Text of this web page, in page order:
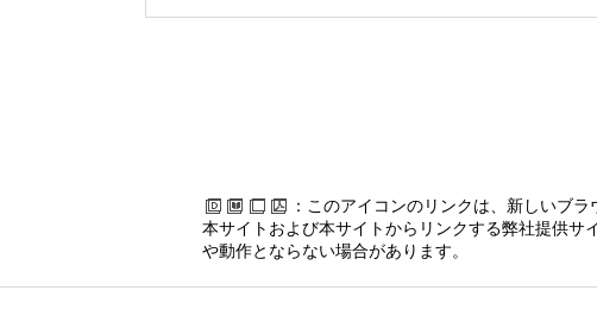
：このアイコンのリンクは、新しいブ
本サイトおよび本サイトからリンクする弊社提供サ
や動作とならない場合があります。